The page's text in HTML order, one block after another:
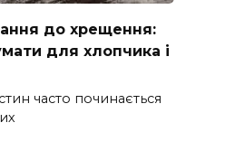
до хрещення:
для хлопчика і
часто починається